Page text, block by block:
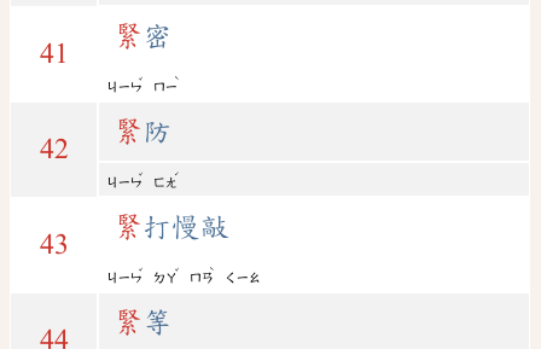
41
緊 密
ㄐㄧㄣ
ˇ
ㄇㄧ
ˋ
42
緊 防
ㄐㄧㄣ
ˇ
ㄈㄤ
ˊ
43
緊打慢敲
ㄐㄧㄣ
ˇ
ㄉㄚ
ˇ
ㄇㄢ
ˋ
ㄑㄧㄠ
44
緊 等